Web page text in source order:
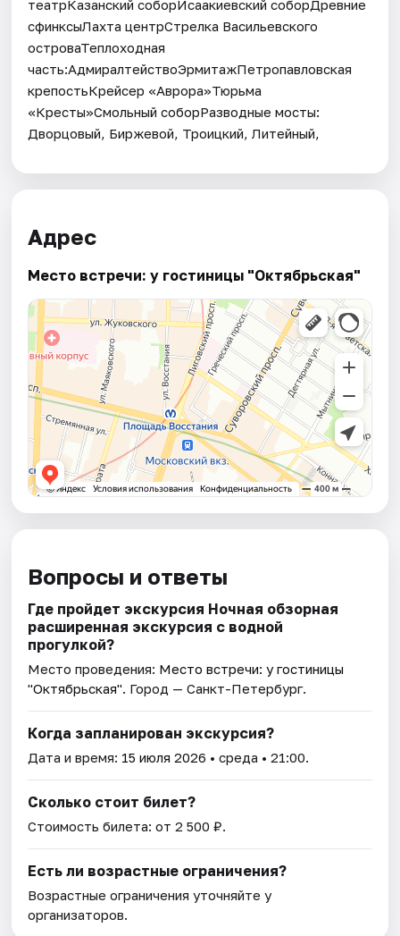
театрКазанский соборИсаакиевский соборДревние
сфинксыЛахта центрСтрелка Васильевского
островаТеплоходная
часть:АдмиралтействоЭрмитажПетропавловская
крепостьКрейсер «Аврора»Тюрьма
«Кресты»Смольный соборРазводные мосты:
Дворцовый, Биржевой, Троицкий, Литейный,
Адрес
Место встречи: у гостиницы "Октябрьская"
Вопросы и ответы
Где пройдет экскурсия Ночная обзорная
расширенная экскурсия с водной
прогулкой?
Место проведения: Место встречи: у гостиницы
"Октябрьская". Город — Санкт-Петербург.
Когда запланирован экскурсия?
Дата и время: 15 июля 2026 • среда • 21:00.
Сколько стоит билет?
Стоимость билета: от 2 500 ₽.
Есть ли возрастные ограничения?
Возрастные ограничения уточняйте у
организаторов.